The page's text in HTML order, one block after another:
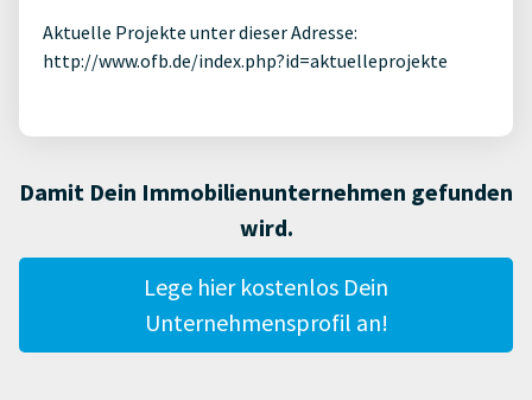
Aktuelle Projekte unter dieser Adresse:
http://www.ofb.de/index.php?id=aktuelleprojekte
Damit Dein Immobilienunternehmen gefunden
wird.
Lege hier kostenlos Dein
Unternehmensprofil an!